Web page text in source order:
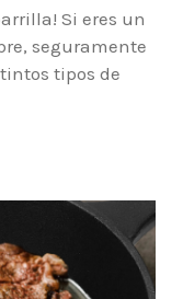
Si eres un
seguramente
tipos de